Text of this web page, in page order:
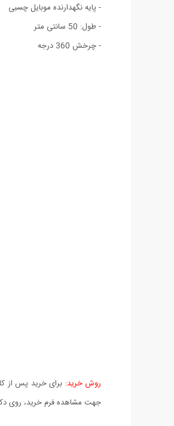
- پایه نگهدارنده موبایل چسبی
- طول: 50 سانتی متر
- چرخش 360 درجه
روش خرید: برای خرید پس از
جهت مشاهده فرم خرید، روی